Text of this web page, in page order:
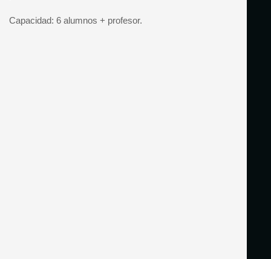
Capacidad: 6 alumnos + profesor.